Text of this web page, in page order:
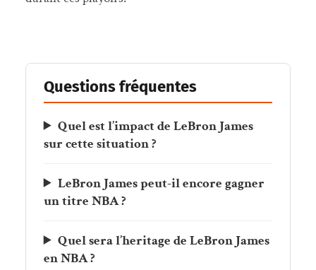
Questions fréquentes
Quel est l’impact de LeBron James
sur cette situation ?
LeBron James peut-il encore gagner
un titre NBA ?
Quel sera l’heritage de LeBron James
en NBA ?